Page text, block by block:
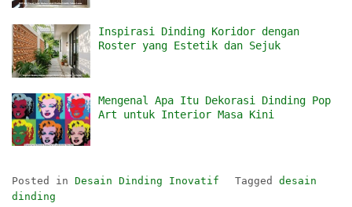
Inspirasi Dinding Koridor dengan
Roster yang Estetik dan Sejuk
Mengenal Apa Itu Dekorasi Dinding Pop
Art untuk Interior Masa Kini
Posted in Desain Dinding Inovatif Tagged desain
dinding